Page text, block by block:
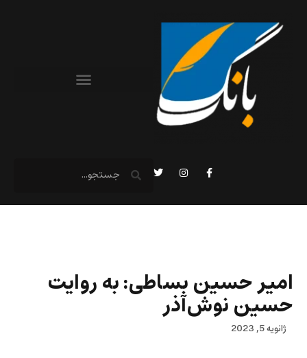
امیر حسین بساطی: به روایت
حسین نوش‌آذر
ژانویه 5, 2023